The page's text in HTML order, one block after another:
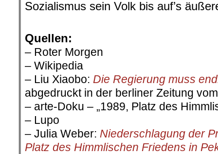
Sozialismus sein Volk bis auf’s
Quellen:
– Roter Morgen
– Wikipedia
– Liu Xiaobo: Die Regierung muss
abgedruckt in der berliner Zeitung
– arte-Doku – „1989, Platz des
– Lupo
– Julia Weber: Niederschlagung der
Platz des Himmlischen Friedens in